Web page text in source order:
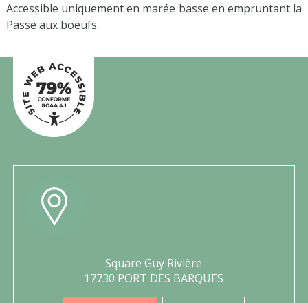
Accessible uniquement en marée basse en empruntant la
Passe aux boeufs.
Square Guy Rivière
17730 PORT DES BARQUES